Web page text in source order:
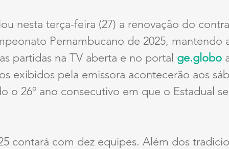
nesta terça-feira (27) a renovação do
Pernambucano de 2025, mantendo
partidas na TV aberta e no portal ge.globo
exibidos pela emissora acontecerão aos
o 26º ano consecutivo em que o Estadual
contará com dez equipes. Além dos